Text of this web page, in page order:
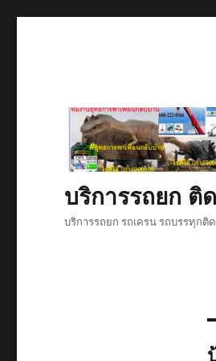
บริการรถยก
บริการรถยก รถเครน รถบรรทุกติ